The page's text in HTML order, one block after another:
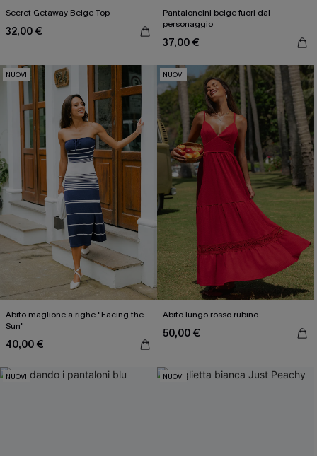
Secret Getaway Beige Top
32,00 €
Pantaloncini beige fuori dal
personaggio
37,00 €
NUOVI
Abito maglione a righe "Facing the
Sun"
40,00 €
NUOVI
Abito lungo rosso rubino
50,00 €
NUOVI NUOVI